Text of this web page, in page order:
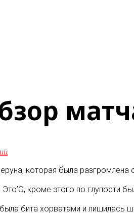
которая была разгромлена
кроме этого по глупости
бита хорватами и лишилась